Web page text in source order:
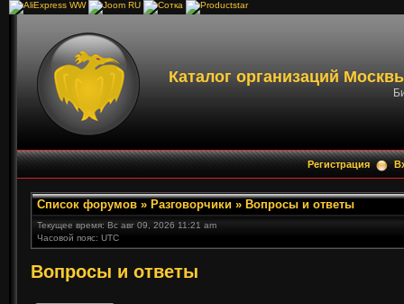
Каталог организаций
Регистрация
Список форумов » Разговорчики » Вопросы и ответы
Текущее время: Вс авг 09, 2026 11:21 am
Часовой пояс: UTC
Вопросы и ответы